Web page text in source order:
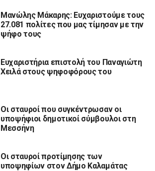
Μανώλης Μάκαρης: Ευχαριστούμε τους
27.081 πολίτες που μας τίμησαν με την
ψήφο τους
Ευχαριστήρια επιστολή του Παναγιώτη
Χειλά στους ψηφοφόρους του
Οι σταυροί που συγκέντρωσαν οι
υποψήφιοι δημοτικοί σύμβουλοι στη
Μεσσήνη
Οι σταυροί προτίμησης των
υποψηφίων στον Δήμο Καλαμάτας